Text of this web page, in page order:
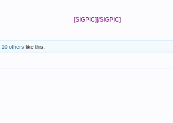
[SIGPIC][/SIGPIC]
10 others like this.